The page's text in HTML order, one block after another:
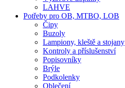
LAHVE
Potřeby pro OB, MTBO, LOB
Čipy
Buzoly
Lampiony, kleště a stojany
Kontroly a příslušenství
Popisovníky
Brýle
Podkolenky
Oblečení